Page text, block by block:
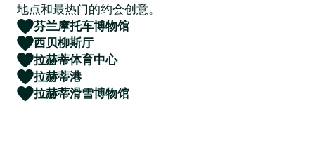
地点和最热门的约会创意。
芬兰摩托车博物馆
西贝柳斯厅
拉赫蒂体育中心
拉赫蒂港
拉赫蒂滑雪博物馆